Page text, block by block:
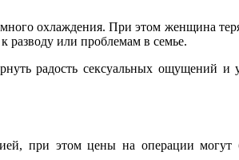
охлаждения. При этом женщина
разводу или проблемам в семье.
радость сексуальных ощущений и
при этом цены на операции могут